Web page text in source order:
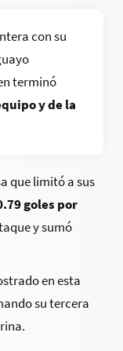
con su
terminó
y de la
que limitó a sus
goles por
y sumó
en esta
su tercera